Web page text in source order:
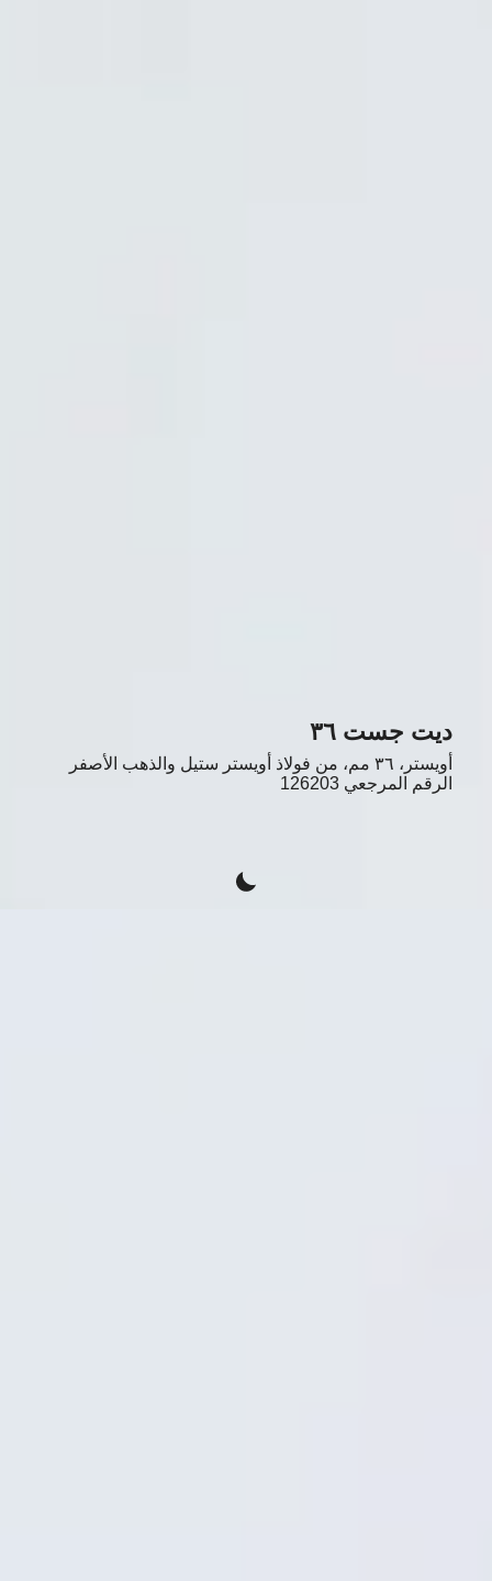
ديت جست ٣٦
أويستر، ٣٦ مم، من فولاذ أويستر ستيل والذهب الأصفر
الرقم المرجعي 126203